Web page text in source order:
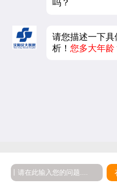
请您描述一下
析！ 您多大年龄